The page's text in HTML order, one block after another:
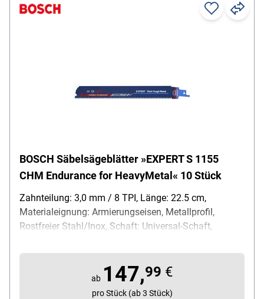
BOSCH Säbelsägeblätter »EXPERT S 1155
CHM Endurance for HeavyMetal« 10 Stück
Zahnteilung: 3,0 mm / 8 TPI, Länge: 22.5 cm,
Materialeignung: Armierungseisen, Metallprofil,
Rostfreier Stahl/Inox, Schaft: Universal-Schaft,
Blatt für zusätzliche Robustheit und Stabilität /
saubere Führung möglich / für schwere Arbeiten
geeignet, Inhalt pro Pack: 10 Stück
ab 147,99 €
pro Stück (ab 3 Stück)